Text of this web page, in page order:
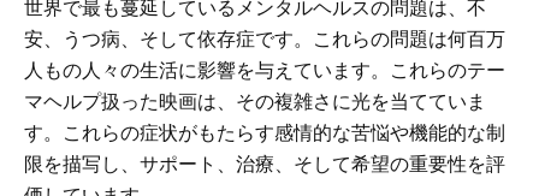
世界で最も蔓延しているメンタルヘルスの問題は、不
安、うつ病、そして依存症です。これらの問題は何百万
人もの人々の生活に影響を与えています。これらのテー
マヘルプ扱った映画は、その複雑さに光を当てていま
す。これらの症状がもたらす感情的な苦悩や機能的な制
限を描写し、サポート、治療、そして希望の重要性を評